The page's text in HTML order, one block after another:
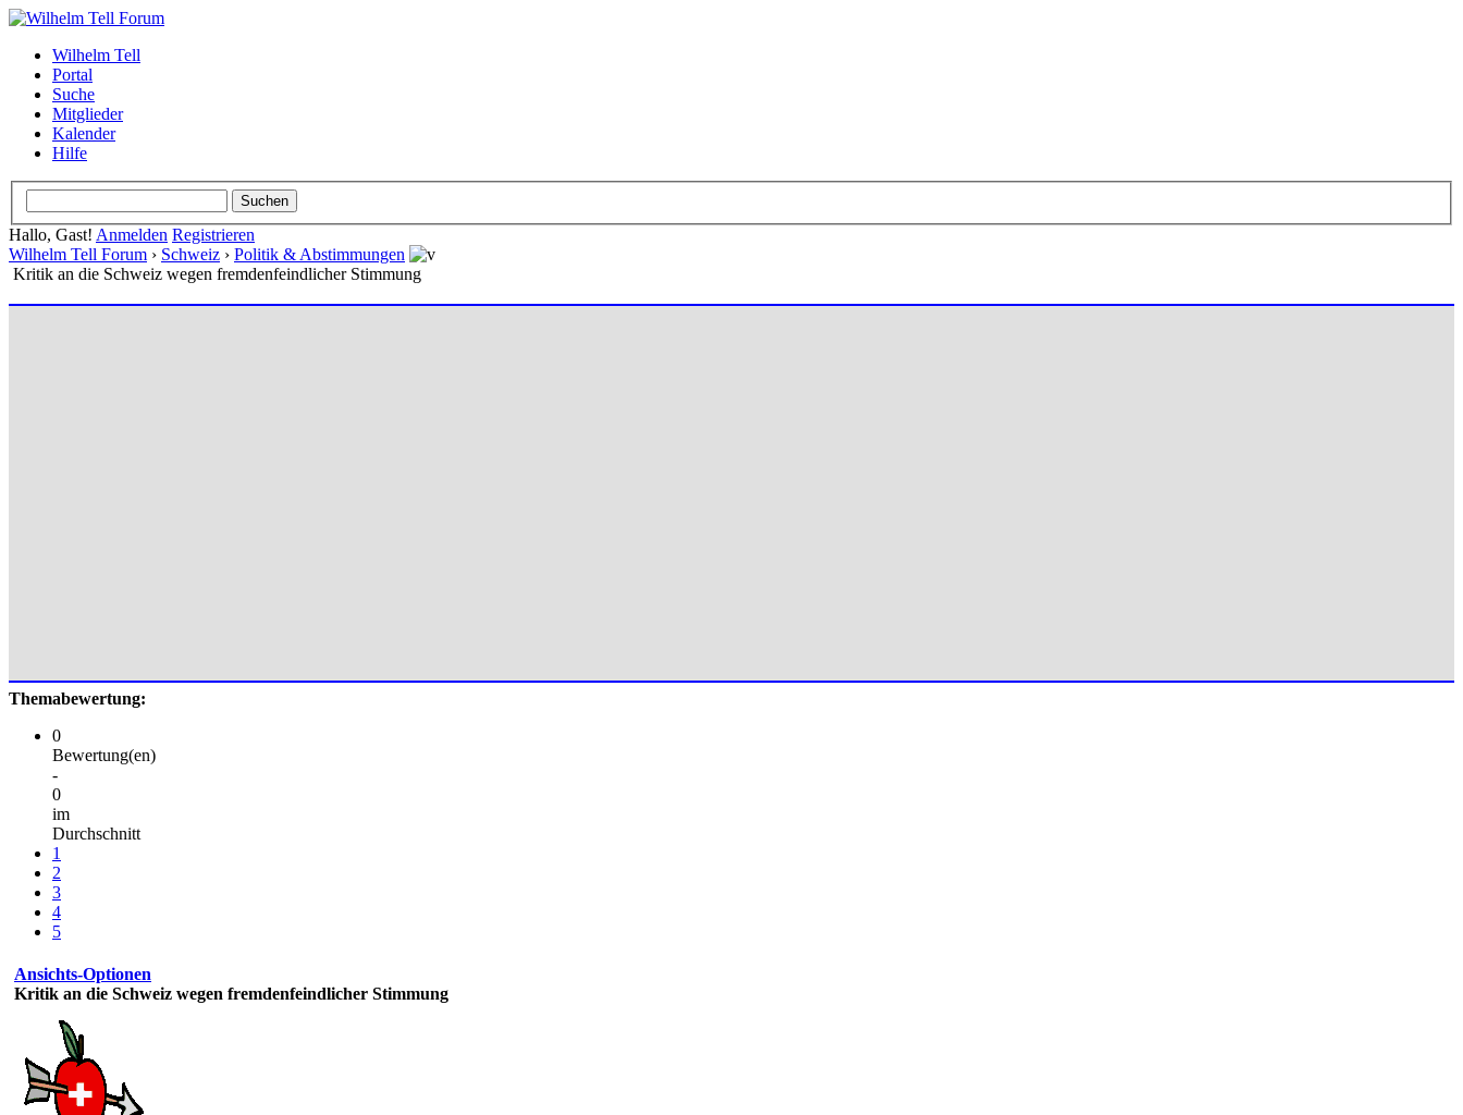
Wilhelm Tell
Portal
Suche
Mitglieder
Kalender
Hilfe
Hallo, Gast! Anmelden Registrieren
Wilhelm Tell Forum › Schweiz › Politik & Abstimmungen
Kritik an die Schweiz wegen fremdenfeindlicher Stimmung
Themabewertung:
0
Bewertung(en)
-
0
im
Durchschnitt
1
2
3
4
5
Ansichts-Optionen
Kritik an die Schweiz wegen fremdenfeindlicher Stimmung